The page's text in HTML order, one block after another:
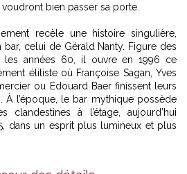
bien passer sa porte.
recèle une histoire singulière,
bar, celui de Gérald Nanty. Figure des
les années 60, il ouvre en 1996 ce
élitiste où Françoise Sagan, Yves
ou Edouard Baer finissent leurs
À l’époque, le bar mythique possède
clandestines à l’étage, aujourd’hui
dans un esprit plus lumineux et plus